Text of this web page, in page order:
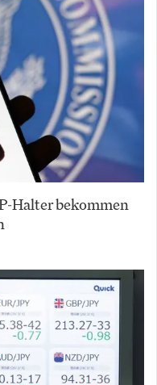
Halter bekommen